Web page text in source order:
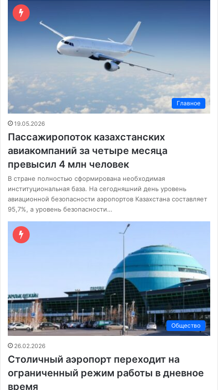
Главное
19.05.2026
Пассажиропоток казахстанских
авиакомпаний за четыре месяца
превысил 4 млн человек
В стране полностью сформирована необходимая
институциональная база. На сегодняшний день уровень
авиационной безопасности аэропортов Казахстана составляет
95,7%, а уровень безопасности…
Общество
26.02.2026
Столичный аэропорт переходит на
ограниченный режим работы в дневное
время